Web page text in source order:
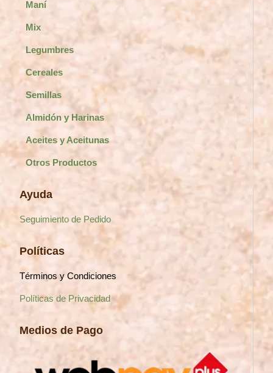
Maní
Mix
Legumbres
Cereales
Semillas
Almidón y Harinas
Aceites y Aceitunas
Otros Productos
Ayuda
Seguimiento de Pedido
Políticas
Términos y Condiciones
Políticas de Privacidad
Medios de Pago